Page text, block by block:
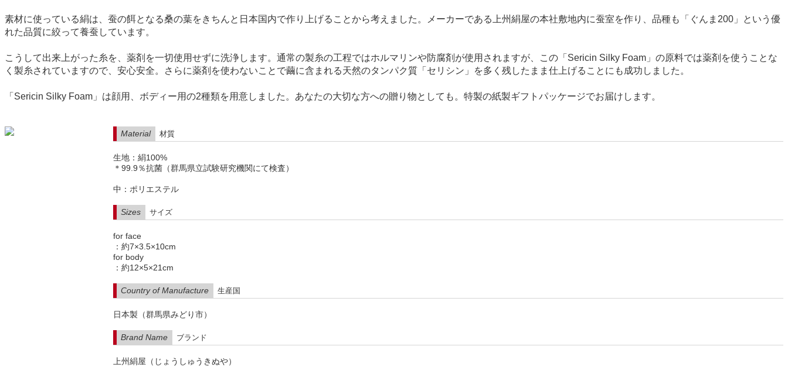
素材に使っている絹は、蚕の餌となる桑の葉をきちんと日本国内で作り上げることから考えました。メーカーである上州絹屋の本社敷地内に蚕室を作り、品種も「ぐんま200」という優
れた品質に絞って養蚕しています。
こうして出来上がった糸を、薬剤を一切使用せずに洗浄します。通常の製糸の工程ではホルマリンや防腐剤が使用されますが、この「Sericin Silky Foam」の原料では薬剤を使うことな
く製糸されていますので、安心安全。さらに薬剤を使わないことで繭に含まれる天然のタンパク質「セリシン」を多く残したまま仕上げることにも成功しました。
「Sericin Silky Foam」は顔用、ボディー用の2種類を用意しました。あなたの大切な方への贈り物としても。特製の紙製ギフトパッケージでお届けします。
Material 材質
生地：絹100%
＊99.9％抗菌（群馬県立試験研究機関にて検査）
中：ポリエステル
Sizes サイズ
for face
：約7×3.5×10cm
for body
：約12×5×21cm
Country of Manufacture 生産国
日本製（群馬県みどり市）
Brand Name ブランド
上州絹屋（じょうしゅうきぬや）